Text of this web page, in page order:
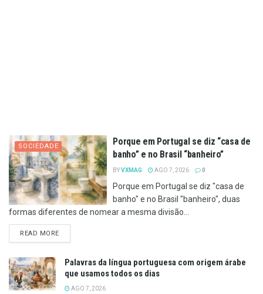
SOCIEDADE
Porque em Portugal se diz “casa de
banho” e no Brasil “banheiro”
BYVXMAG AGO 7, 2026 0
Porque em Portugal se diz "casa de
banho" e no Brasil "banheiro", duas
formas diferentes de nomear a mesma divisão...
READ MOREDETAILS
Palavras da língua portuguesa com origem árabe
que usamos todos os dias
AGO 7, 2026